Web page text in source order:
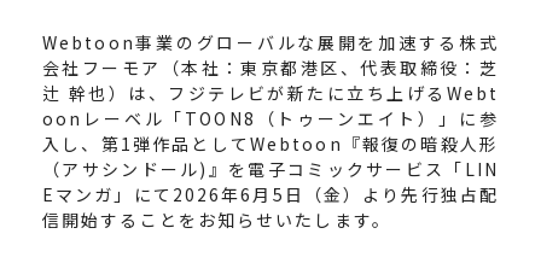
Webtoon事業のグローバルな展開を加速する株式
会社フーモア（本社：東京都港区、代表取締役：芝
辻 幹也）は、フジテレビが新たに立ち上げるWebt
oonレーベル「TOON8（トゥーンエイト）」に参
入し、第1弾作品としてWebtoon『報復の暗殺人形
（アサシンドール)』を電子コミックサービス「LIN
Eマンガ」にて2026年6月5日（金）より先行独占配
信開始することをお知らせいたします。